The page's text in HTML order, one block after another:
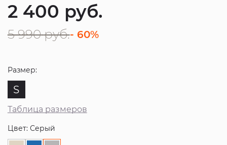
2 400 руб.
5 990 руб.- 60%
Размер:
S
Таблица размеров
Цвет: Серый